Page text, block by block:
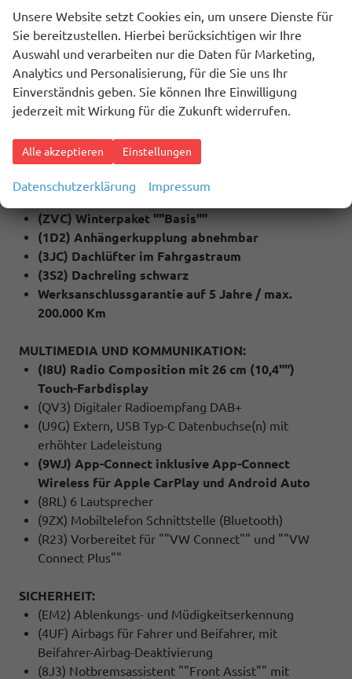
(4A3) Sitzheizung für Vordersitze
(QC1) Fenster ab B-Säule abgedunkelt
(79H) Spurwechselassistent ""Side Assist"" inkl.
""Blind Spot Detection"", Ausparkassistent und
Ausstiegswarner
(6I1) Spurhalteassistent ""Lane Assist""
(4I7) Zentralverriegelung mit Funkklappschlüssel
inkl. Keyless Start (Schlüsselloses starten)
(2J1) Stoßfänger in Wagenfarbe lackiert
(ZVC) Winterpaket ""Basis""
(1D2) Anhängerkupplung abnehmbar
(3JC) Dachlüfter im Fahrgastraum
(3S2) Dachreling schwarz
Werksanschlussgarantie auf 5 Jahre / max.
200.000 Km
MULTIMEDIA UND KOMMUNIKATION:
(I8U) Radio Composition mit 26 cm (10,4"")
Touch-Farbdisplay
(QV3) Digitaler Radioempfang DAB+
(U9G) Extern, USB Typ-C Datenbuchse(n) mit
erhöhter Ladeleistung
(9WJ) App-Connect inklusive App-Connect
Wireless für Apple CarPlay und Android Auto
(8RL) 6 Lautsprecher
(9ZX) Mobiltelefon Schnittstelle (Bluetooth)
(R23) Vorbereitet für ""VW Connect"" und ""VW
Connect Plus""
SICHERHEIT:
(EM2) Ablenkungs- und Müdigkeitserkennung
(4UF) Airbags für Fahrer und Beifahrer, mit
Beifahrer-Airbag-Deaktivierung
(8J3) Notbremsassistent ""Front Assist"" mit
Unsere Website setzt Cookies ein, um unsere Dienste für
Sie bereitzustellen. Hierbei berücksichtigen wir Ihre
Auswahl und verarbeiten nur die Daten für Marketing,
Analytics und Personalisierung, für die Sie uns Ihr
Einverständnis geben. Sie können Ihre Einwilligung
jederzeit mit Wirkung für die Zukunft widerrufen.
Alle akzeptieren Einstellungen
Datenschutzerklärung Impressum